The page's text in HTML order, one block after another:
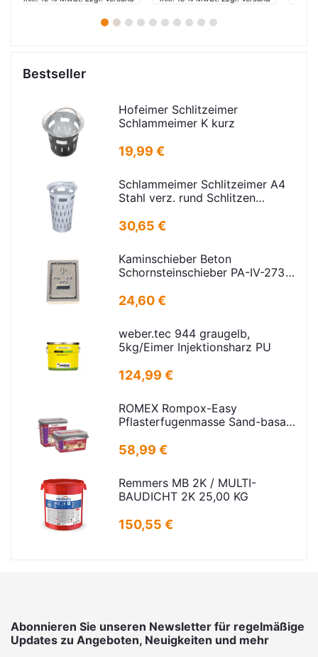
1 2 3 4 5 6 7 8 9 10
Bestseller
Hofeimer Schlitzeimer
Schlammeimer K kurz
19,99 €
Schlammeimer Schlitzeimer A4
Stahl verz. rund Schlitzen
30,65 €
Kaminschieber Beton
Schornsteinschieber PA-IV-273
16,5x24,5cm
24,60 €
weber.tec 944 graugelb,
5kg/Eimer Injektionsharz PU
124,99 €
ROMEX Rompox-Easy
Pflasterfugenmasse Sand-basalt
58,99 €
Remmers MB 2K / MULTI-
BAUDICHT 2K 25,00 KG
150,55 €
Abonnieren Sie unseren Newsletter für regelmäßige
Updates zu Angeboten, Neuigkeiten und mehr